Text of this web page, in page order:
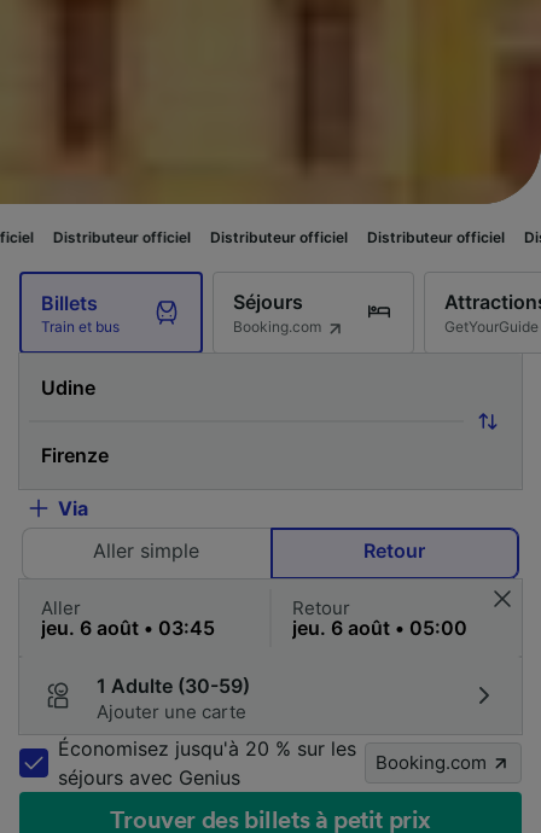
officiel Distributeur officiel Distributeur officiel Distributeur
Billets
Train et bus
Séjours
Booking.com GetYourGuide
Via
Aller simple
Retour
Aller Retour
1 Adulte (30-59)
Ajouter une carte
Économisez jusqu'à 20 % sur les
séjours avec Genius
Booking.com
Trouver des billets à petit prix